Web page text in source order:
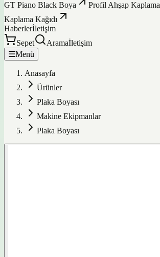
GT Piano Black Boya
Profil Ahşap Kaplama
Kaplama Kağıdı
Haberlerİletişim
Sepet
Aramaİletişim
☰Menü
Anasayfa
Ürünler
Plaka Boyası
Makine Ekipmanlar
Plaka Boyası